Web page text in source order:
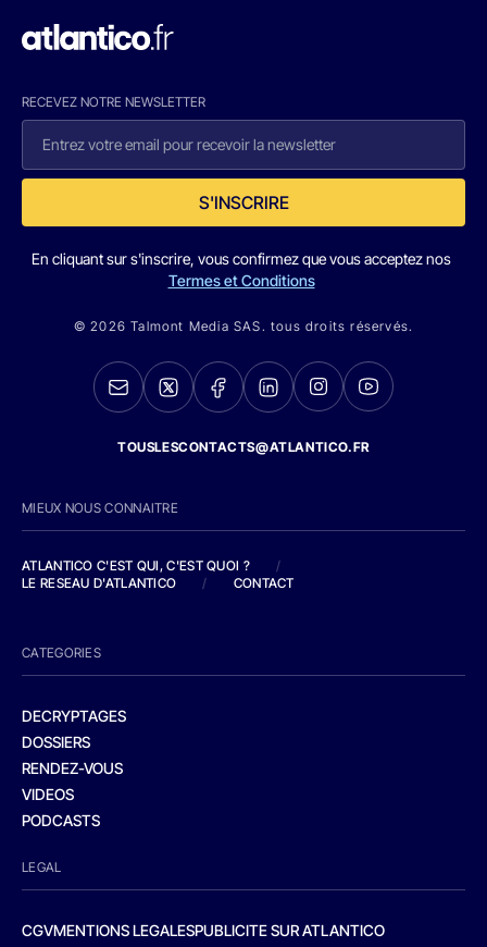
RECEVEZ NOTRE NEWSLETTER
S'INSCRIRE
En cliquant sur s'inscrire, vous confirmez que vous acceptez nos
Termes et Conditions
© 2026 Talmont Media SAS. tous droits réservés.
TOUSLESCONTACTS@ATLANTICO.FR
MIEUX NOUS CONNAITRE
ATLANTICO C'EST QUI, C'EST QUOI ?
/
LE RESEAU D'ATLANTICO
/ CONTACT
CATEGORIES
DECRYPTAGES
DOSSIERS
RENDEZ-VOUS
VIDEOS
PODCASTS
LEGAL
CGVMENTIONS LEGALESPUBLICITE SUR ATLANTICO